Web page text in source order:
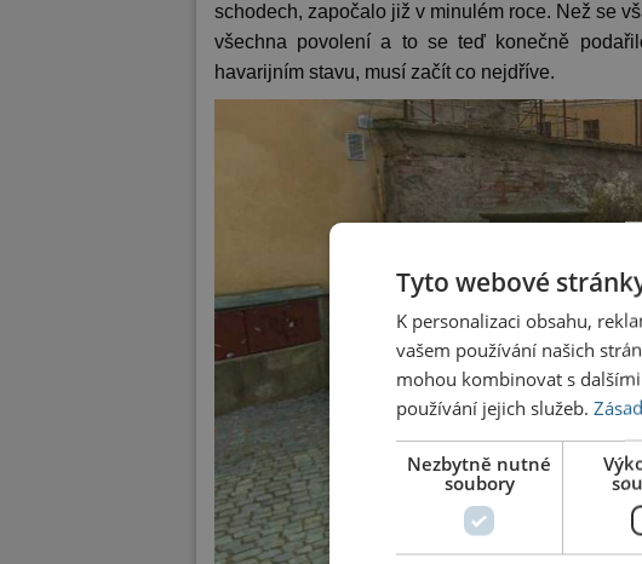
schodech, započalo již v minulém roce. Než se
všechna povolení a to se teď konečně
havarijním stavu, musí začít co nejdříve.
Tyto webové
K personalizaci obsahu,
vašem používání našich
mohou kombinovat s
používání jejich služeb.
Nezbytně nutné
soubory